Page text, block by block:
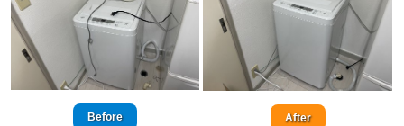
Before After